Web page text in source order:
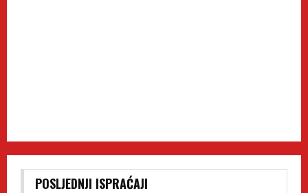
POSLJEDNJI ISPRAĆAJI